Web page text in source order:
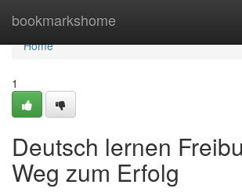
bookmarkshome
Home
Home
1
Deutsch lernen
Weg zum Erfolg